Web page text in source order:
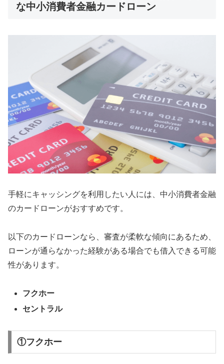
な中小消費者金融カードローン
手軽にキャッシングを利用したい人には、中小消費者金融
のカードローンがおすすめです。
以下のカードローンなら、審査が柔軟な傾向にあるため、
ローンが通らなかった経験がある場合でも借入できる可能
性があります。
フクホー
セントラル
①フクホー